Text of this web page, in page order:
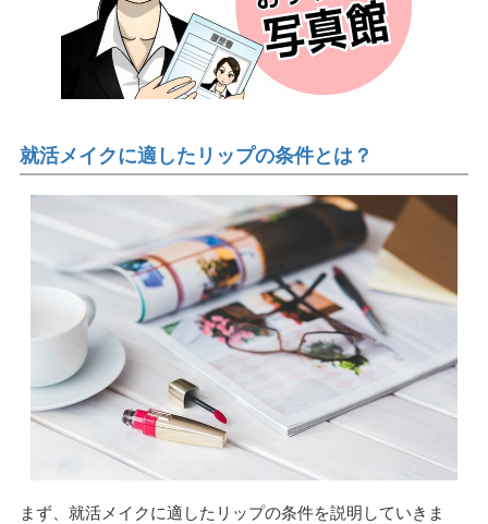
就活メイクに適したリップの条件とは？
まず、就活メイクに適したリップの条件を説明していきま